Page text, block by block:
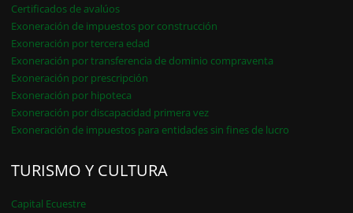
Certificados de avalúos
Exoneración de impuestos por construcción
Exoneración por tercera edad
Exoneración por transferencia de dominio compraventa
Exoneración por prescripción
Exoneración por hipoteca
Exoneración por discapacidad primera vez
Exoneración de impuestos para entidades sin fines de lucro
TURISMO Y CULTURA
Capital Ecuestre